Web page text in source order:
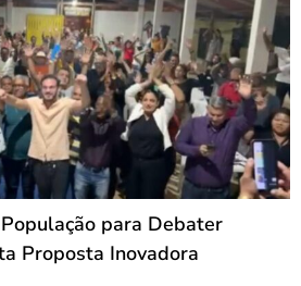
para Debater
Proposta Inovadora